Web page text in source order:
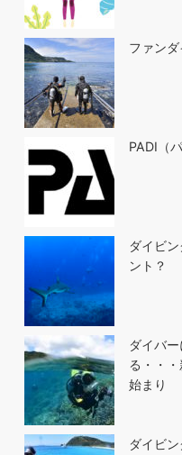
ファン
PADI（
ダイビ
ント？
ダイバ
る・・
始まり
ダイビ